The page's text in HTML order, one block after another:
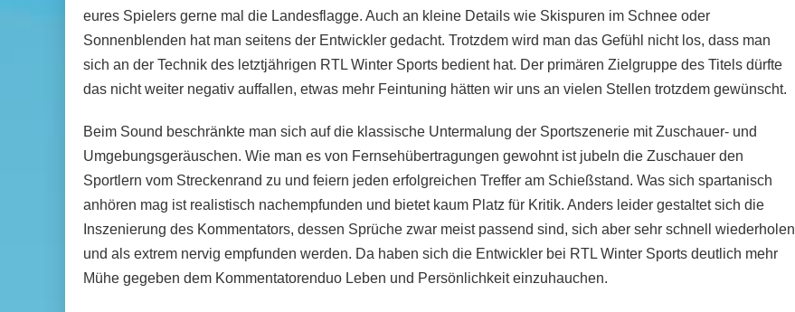
eures Spielers gerne mal die Landesflagge. Auch an kleine Details wie Skispuren im Schnee oder
Sonnenblenden hat man seitens der Entwickler gedacht. Trotzdem wird man das Gefühl nicht los, dass man
sich an der Technik des letztjährigen RTL Winter Sports bedient hat. Der primären Zielgruppe des Titels dürfte
das nicht weiter negativ auffallen, etwas mehr Feintuning hätten wir uns an vielen Stellen trotzdem gewünscht.
Beim Sound beschränkte man sich auf die klassische Untermalung der Sportszenerie mit Zuschauer- und
Umgebungsgeräuschen. Wie man es von Fernsehübertragungen gewohnt ist jubeln die Zuschauer den
Sportlern vom Streckenrand zu und feiern jeden erfolgreichen Treffer am Schießstand. Was sich spartanisch
anhören mag ist realistisch nachempfunden und bietet kaum Platz für Kritik. Anders leider gestaltet sich die
Inszenierung des Kommentators, dessen Sprüche zwar meist passend sind, sich aber sehr schnell wiederholen
und als extrem nervig empfunden werden. Da haben sich die Entwickler bei RTL Winter Sports deutlich mehr
Mühe gegeben dem Kommentatorenduo Leben und Persönlichkeit einzuhauchen.